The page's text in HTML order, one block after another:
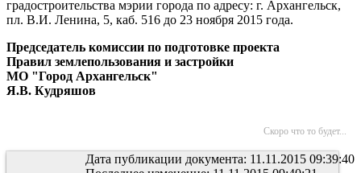
градостроительства мэрии города по адресу: г. Архангельск,
пл. В.И. Ленина, 5, каб. 516 до 23 ноября 2015 года.
Председатель комиссии по подготовке проекта
Правил землепользования и застройки
МО "Город Архангельск"
Я.В. Кудряшов
Скоро что то будет...
Дата публикации документа: 11.11.2015 09:39:40